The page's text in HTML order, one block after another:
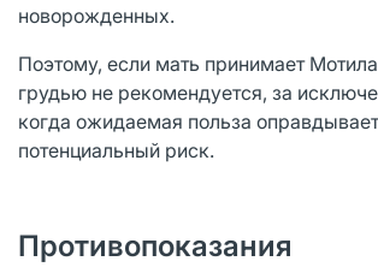
новорожденных.
Поэтому, если мать принимает
грудью не рекомендуется, за
когда ожидаемая польза оправдывает
потенциальный риск.
Противопоказания